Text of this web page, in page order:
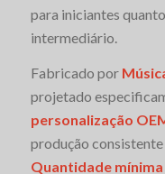
para iniciantes
intermediário.
Fabricado por
projetado
personalização
produção
Quantidade